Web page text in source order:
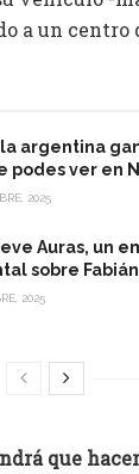
a un centro
argentina
podes ver en
2025
Auras, un
sobre
2025
que